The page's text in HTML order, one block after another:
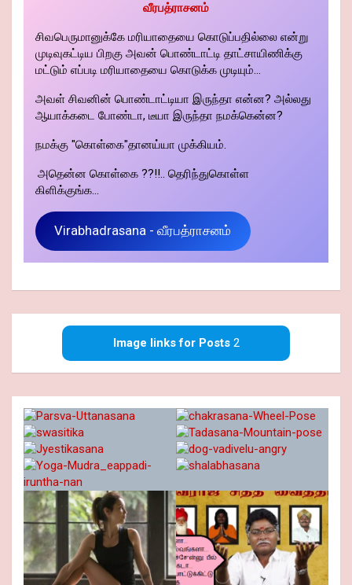
வீரபத்ராசனம்
சிவபெருமானுக்கே மரியாதையை கொடுப்பதில்லை என்று
முடிவுகட்டிய பிறகு அவன் பொண்டாட்டி தாட்சாயிணிக்கு
மட்டும் எப்படி மரியாதையை கொடுக்க முடியும்...
அவள் சிவனின் பொண்டாட்டியா இருந்தா என்ன? அல்லது
ஆயாக்கடை போண்டா, டீயா இருந்தா நமக்கென்ன?
நமக்கு "கொள்கை"தானய்யா முக்கியம்.
அதென்ன கொள்கை ??!!.. தெரிந்துகொள்ள
கிளிக்குங்க...
Virabhadrasana - வீரபத்ராசனம்
Image links for Posts2